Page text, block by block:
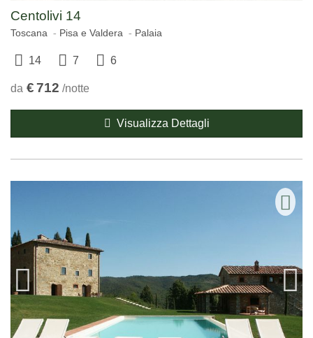
Centolivi 14
Toscana Pisa e Valdera Palaia
14 7 6
da €712 /notte
Visualizza Dettagli